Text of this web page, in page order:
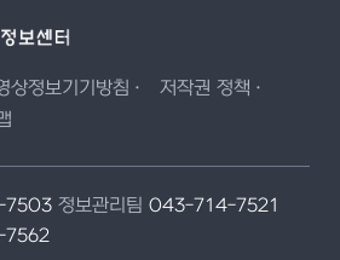
상정보기기방침
저작권 정책
7503 정보관리팀 043-714-7521